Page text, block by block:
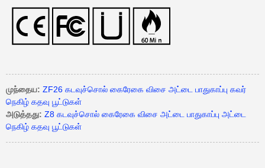
முந்தைய: ZF26 கடவுச்சொல் கைரேகை விசை அட்டை பாதுகாப்பு கவர்
நெகிழ் கதவு பூட்டுகள்
அடுத்தது: Z8 கடவுச்சொல் கைரேகை விசை அட்டை பாதுகாப்பு அட்டை
நெகிழ் கதவு பூட்டுகள்